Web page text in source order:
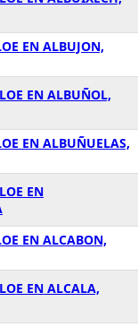
EN ALBUJON,
EN ALBUÑOL,
EN ALBUÑUELAS,
EN
EN ALCABON,
EN ALCALA,